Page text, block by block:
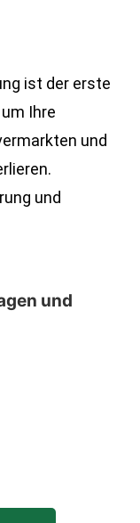
ist der erste
Ihre
und
und
und